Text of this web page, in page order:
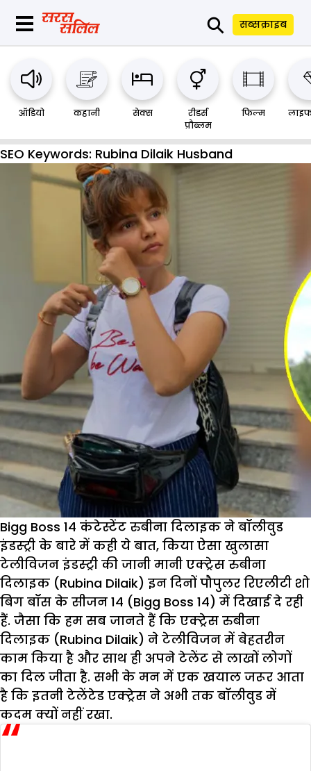
⚲ सब्सक्राइब
ऑडियो कहानी सेक्स
रीडर्स
प्रौब्लम
फिल्म
SEO Keywords: Rubina Dilaik Husband
Bigg Boss 14 कंटेस्टेंट रुबीना दिलाइक ने बॉलीवुड
इंडस्ट्री के बारे में कही ये बात, किया ऐसा खुलासा
टेलीविजन इंडस्ट्री की जानी मानी एक्ट्रेस रुबीना
दिलाइक (Rubina Dilaik) इन दिनों पौपुलर रिएलीटी शो
बिग बॉस के सीजन 14 (Bigg Boss 14) में दिखाई दे रही
हैं. जैसा कि हम सब जानते हैं कि एक्ट्रेस रुबीना
दिलाइक (Rubina Dilaik) ने टेलीविजन में बेहतरीन
काम किया है और साथ ही अपने टेलेंट से लाखों लोगों
का दिल जीता है. सभी के मन में एक खयाल जरूर आता
है कि इतनी टेलेंटेड एक्ट्रेस ने अभी तक बॉलीवुड में
कदम क्यों नहीं रखा.